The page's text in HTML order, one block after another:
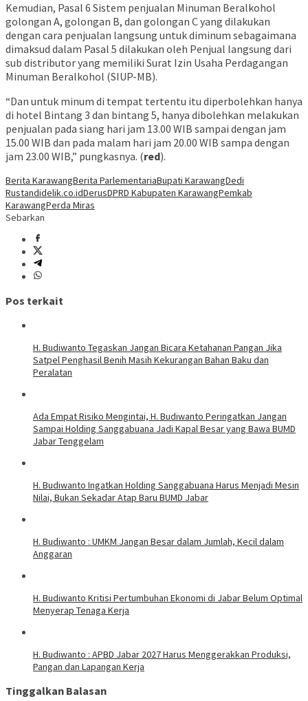
Kemudian, Pasal 6 Sistem penjualan Minuman Beralkohol
golongan A, golongan B, dan golongan C yang dilakukan
dengan cara penjualan langsung untuk diminum sebagaimana
dimaksud dalam Pasal 5 dilakukan oleh Penjual langsung dari
sub distributor yang memiliki Surat Izin Usaha Perdagangan
Minuman Beralkohol (SIUP-MB).
“Dan untuk minum di tempat tertentu itu diperbolehkan hanya
di hotel Bintang 3 dan bintang 5, hanya dibolehkan melakukan
penjualan pada siang hari jam 13.00 WIB sampai dengan jam
15.00 WIB dan pada malam hari jam 20.00 WIB sampa dengan
jam 23.00 WIB,” pungkasnya. (red).
Berita KarawangBerita ParlementariaBupati KarawangDedi
Rustandidelik.co.idDerusDPRD Kabupaten KarawangPemkab
KarawangPerda Miras
Sebarkan
Pos terkait
H. Budiwanto Tegaskan Jangan Bicara Ketahanan Pangan Jika
Satpel Penghasil Benih Masih Kekurangan Bahan Baku dan
Peralatan
Ada Empat Risiko Mengintai, H. Budiwanto Peringatkan Jangan
Sampai Holding Sanggabuana Jadi Kapal Besar yang Bawa BUMD
Jabar Tenggelam
H. Budiwanto Ingatkan Holding Sanggabuana Harus Menjadi Mesin
Nilai, Bukan Sekadar Atap Baru BUMD Jabar
H. Budiwanto : UMKM Jangan Besar dalam Jumlah, Kecil dalam
Anggaran
H. Budiwanto Kritisi Pertumbuhan Ekonomi di Jabar Belum Optimal
Menyerap Tenaga Kerja
H. Budiwanto : APBD Jabar 2027 Harus Menggerakkan Produksi,
Pangan dan Lapangan Kerja
Tinggalkan Balasan